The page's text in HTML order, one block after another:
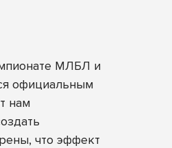
МЛБЛ и
официальным
нам
что эффект